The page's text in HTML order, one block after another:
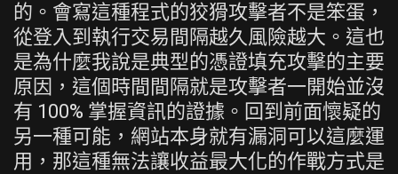
的。會寫這種程式的狡猾攻擊者不是笨蛋，
從登入到執行交易間隔越久風險越大。這也
是為什麼我說是典型的憑證填充攻擊的主要
原因，這個時間間隔就是攻擊者一開始並沒
有 100% 掌握資訊的證據。回到前面懷疑的
另一種可能，網站本身就有漏洞可以這麼運
用，那這種無法讓收益最大化的作戰方式是